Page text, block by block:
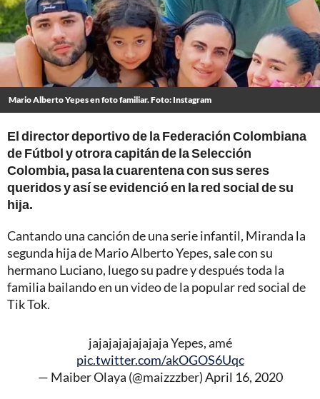
Mario Alberto Yepes en foto familiar. Foto: Instagram
El director deportivo de la Federación Colombiana
de Fútbol y otrora capitán de la Selección
Colombia, pasa la cuarentena con sus seres
queridos y así se evidenció en la red social de su
hija.
Cantando una canción de una serie infantil, Miranda la
segunda hija de Mario Alberto Yepes, sale con su
hermano Luciano, luego su padre y después toda la
familia bailando en un video de la popular red social de
Tik Tok.
jajajajajajajaja Yepes, amé
pic.twitter.com/akOGOS6Uqc
— Maiber Olaya (@maizzzber)April 16, 2020